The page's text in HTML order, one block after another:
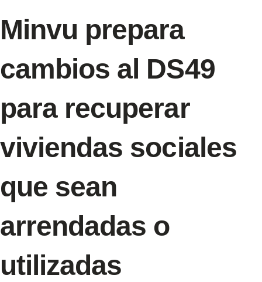
Minvu prepara
cambios al DS49
para recuperar
viviendas sociales
que sean
arrendadas o
utilizadas